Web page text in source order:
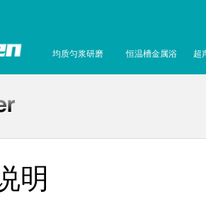
均质匀浆研磨 恒温槽金属浴 超
明